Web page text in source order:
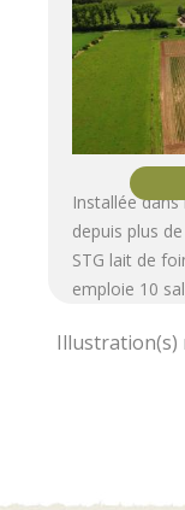
Installée
depuis plus
STG lait de
emploie 10